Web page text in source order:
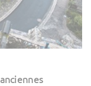
anciennes